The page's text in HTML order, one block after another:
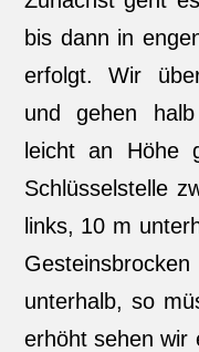
bis dann in
erfolgt. Wir
und gehen
leicht an Höhe
Schlüsselstelle
links, 10 m
unterhalb, so
erhöht sehen wir